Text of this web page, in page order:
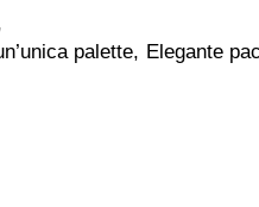
palette, Elegante